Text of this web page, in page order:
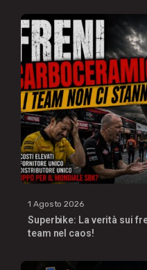
1 Agosto 2026
Superbike: La verità sui
team nel caos!